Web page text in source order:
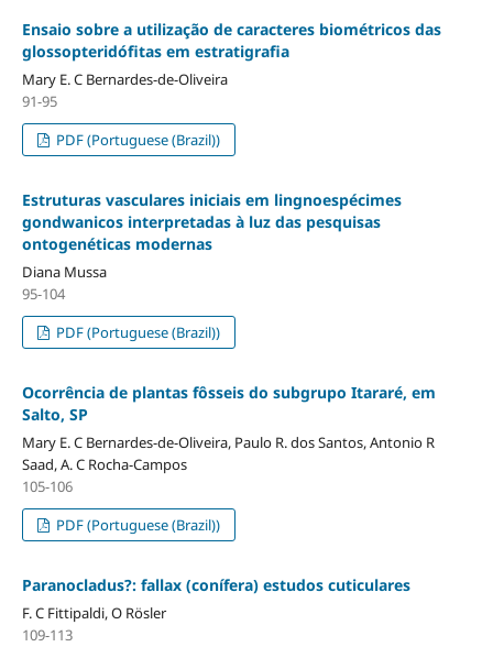
Ensaio sobre a utilização de caracteres biométricos das
glossopteridófitas em estratigrafia
Mary E. C Bernardes-de-Oliveira
91-95
PDF (Portuguese (Brazil))
Estruturas vasculares iniciais em lingnoespécimes
gondwanicos interpretadas à luz das pesquisas
ontogenéticas modernas
Diana Mussa
95-104
PDF (Portuguese (Brazil))
Ocorrência de plantas fôsseis do subgrupo Itararé, em
Salto, SP
Mary E. C Bernardes-de-Oliveira, Paulo R. dos Santos, Antonio R
Saad, A. C Rocha-Campos
105-106
PDF (Portuguese (Brazil))
Paranocladus?: fallax (conífera) estudos cuticulares
F. C Fittipaldi, O Rösler
109-113